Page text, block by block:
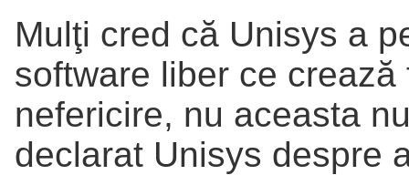
Mulţi cred că Unisys a
software liber ce
nefericire, nu aceasta
declarat Unisys despre